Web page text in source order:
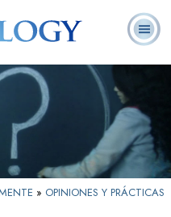
Ministros
Voluntarios
Preguntas
Frecuentes
» OPINIONES Y PRÁCTICAS